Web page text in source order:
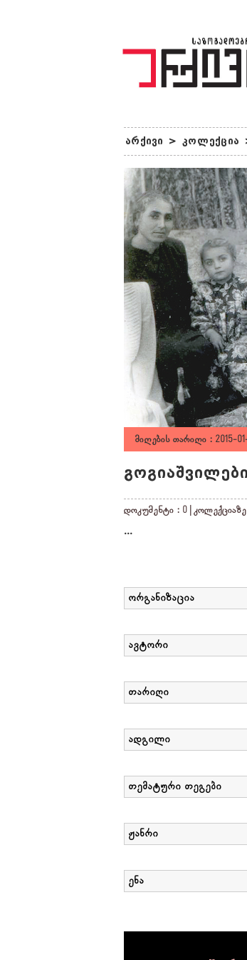
არქივი > კოლექცია
მიღების თარიღი :
დოკუმენტი : 0 |
...
ორგანიზაცია
ავტორი
თარიღი
ადგილი
თემატური თეგები
ჟანრი
ენა